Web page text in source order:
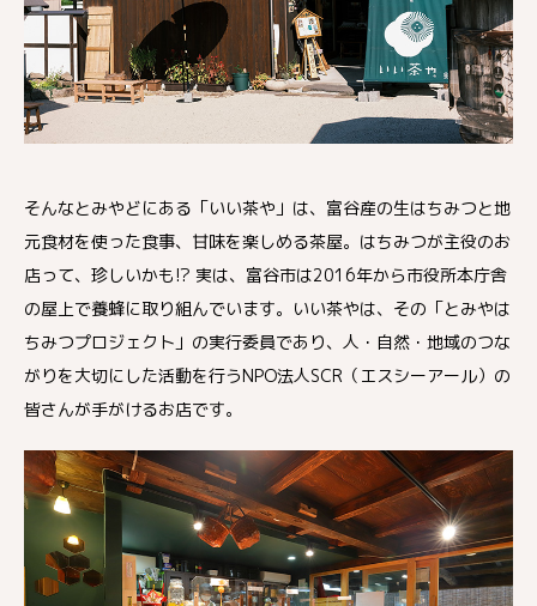
そんなとみやどにある「いい茶や」は、富谷産の生はちみつと地
元食材を使った食事、甘味を楽しめる茶屋。はちみつが主役のお
店って、珍しいかも!? 実は、富谷市は2016年から市役所本庁舎
の屋上で養蜂に取り組んでいます。いい茶やは、その「とみやは
ちみつプロジェクト」の実行委員であり、人・自然・地域のつな
がりを大切にした活動を行うNPO法人SCR（エスシーアール）の
皆さんが手がけるお店です。